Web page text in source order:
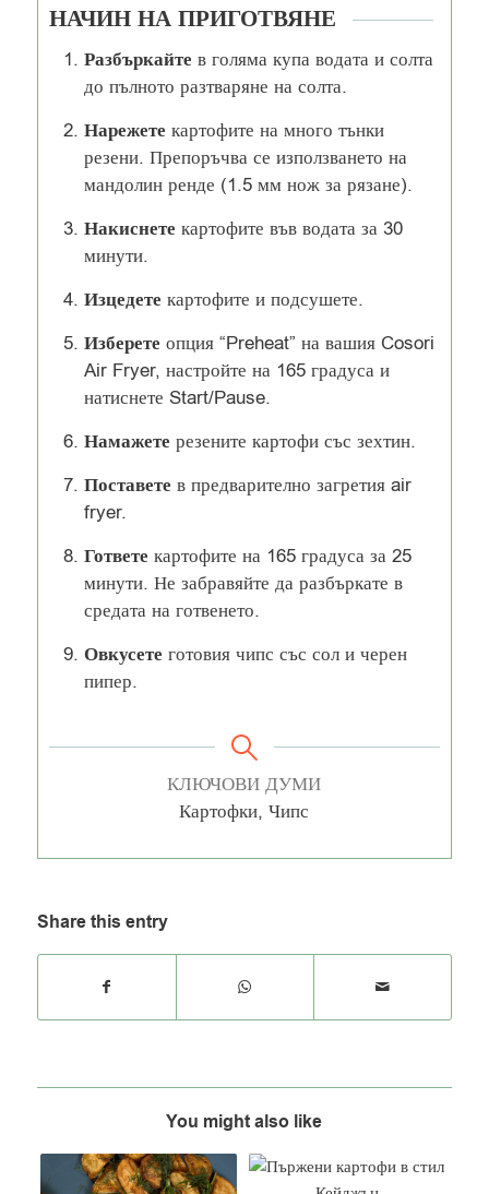
НАЧИН НА ПРИГОТВЯНЕ
Разбъркайте в голяма купа водата и солта
до пълното разтваряне на солта.
Нарежете картофите на много тънки
резени. Препоръчва се използването на
мандолин ренде (1.5 мм нож за рязане).
Накиснете картофите във водата за 30
минути.
Изцедете картофите и подсушете.
Изберете опция “Preheat” на вашия Cosori
Air Fryer, настройте на 165 градуса и
натиснете Start/Pause.
Намажете резените картофи със зехтин.
Поставете в предварително загретия air
fryer.
Гответе картофите на 165 градуса за 25
минути. Не забравяйте да разбъркате в
средата на готвенето.
Овкусете готовия чипс със сол и черен
пипер.
КЛЮЧОВИ ДУМИ
Картофки, Чипс
Share this entry
You might also like